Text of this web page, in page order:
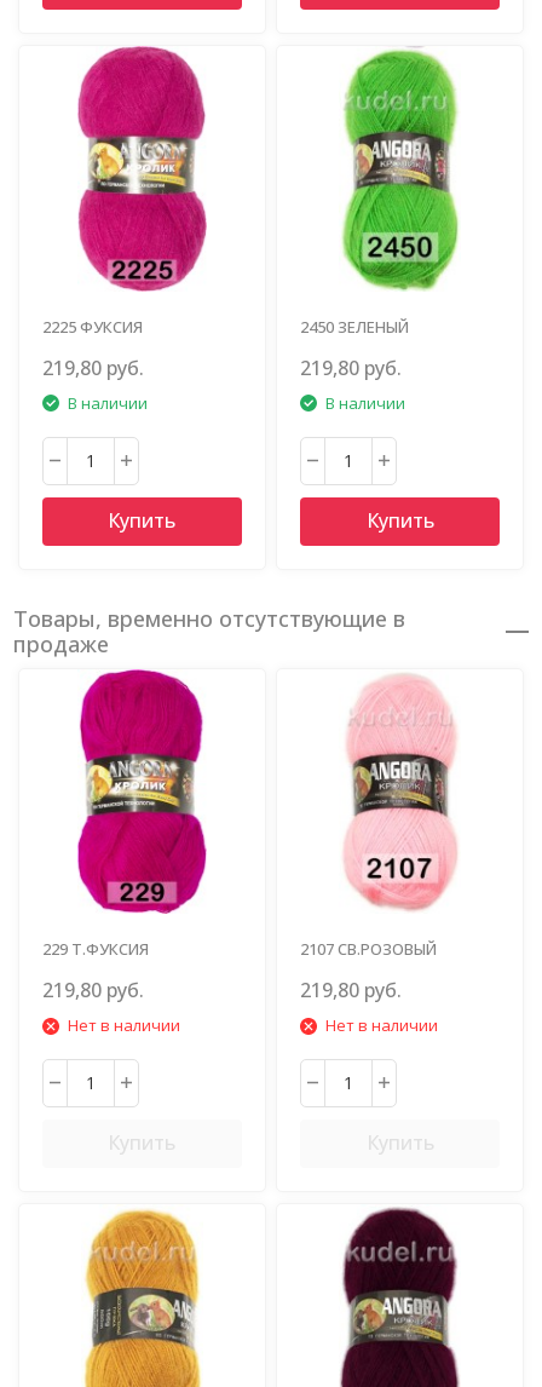
2225 ФУКСИЯ
219,80 руб.
В наличии
Купить
2450 ЗЕЛЕНЫЙ
219,80 руб.
В наличии
Купить
Товары, временно отсутствующие в
продаже
229 Т.ФУКСИЯ
219,80 руб.
Нет в наличии
Купить
2107 СВ.РОЗОВЫЙ
219,80 руб.
Нет в наличии
Купить